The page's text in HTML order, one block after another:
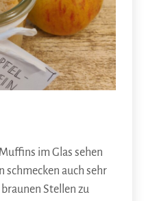
im Glas sehen
schmecken auch sehr
Stellen zu